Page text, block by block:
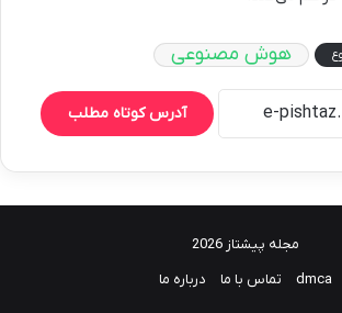
هوش مصنوعی
آدرس کوتاه مطلب
مجله پیشتاز 2026
dmca
تماس با ما درباره ما